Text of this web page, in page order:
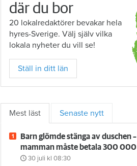
där du bor
20 lokalredaktörer bevakar hela
hyres-Sverige. Välj själv vilka
lokala nyheter du vill se!
Ställ in ditt län
Mest läst Senaste nytt
Barn glömde stänga av duschen –
mamman måste betala 300 000
30 juli kl 08:30